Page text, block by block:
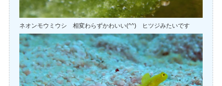
ネオンモウミウシ 相変わらずかわいい(^^) ヒツジみたいです